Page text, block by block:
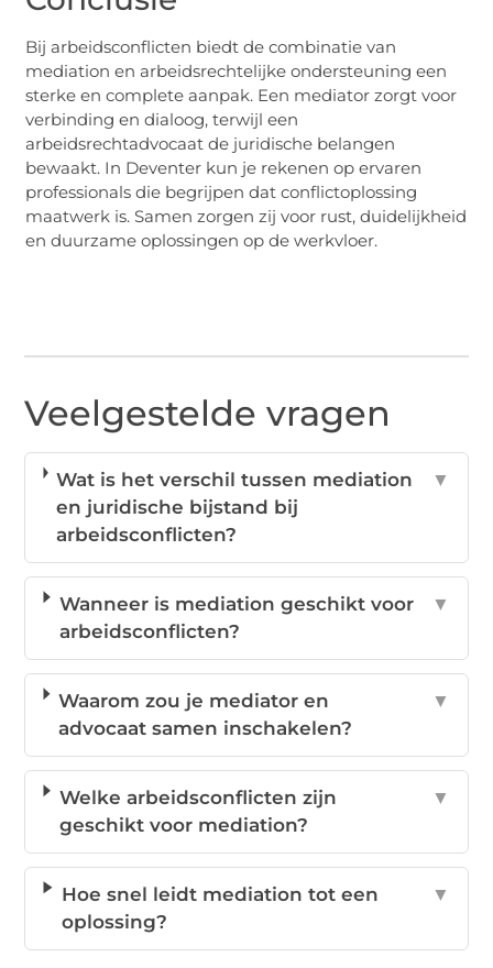
Bij arbeidsconflicten biedt de combinatie van
mediation en arbeidsrechtelijke ondersteuning een
sterke en complete aanpak. Een mediator zorgt voor
verbinding en dialoog, terwijl een
arbeidsrechtadvocaat de juridische belangen
bewaakt. In Deventer kun je rekenen op ervaren
professionals die begrijpen dat conflictoplossing
maatwerk is. Samen zorgen zij voor rust, duidelijkheid
en duurzame oplossingen op de werkvloer.
Veelgestelde vragen
Wat is het verschil tussen mediation
en juridische bijstand bij
arbeidsconflicten?
▼
Wanneer is mediation geschikt voor
arbeidsconflicten?
▼
Waarom zou je mediator en
advocaat samen inschakelen?
▼
Welke arbeidsconflicten zijn
geschikt voor mediation?
▼
Hoe snel leidt mediation tot een
oplossing?
▼